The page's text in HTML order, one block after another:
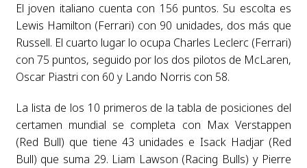
El joven italiano cuenta con 156 puntos. Su escolta es
Lewis Hamilton (Ferrari) con 90 unidades, dos más que
Russell. El cuarto lugar lo ocupa Charles Leclerc (Ferrari)
con 75 puntos, seguido por los dos pilotos de McLaren,
Oscar Piastri con 60 y Lando Norris con 58.
La lista de los 10 primeros de la tabla de posiciones del
certamen mundial se completa con Max Verstappen
(Red Bull) que tiene 43 unidades e Isack Hadjar (Red
Bull) que suma 29. Liam Lawson (Racing Bulls) y Pierre